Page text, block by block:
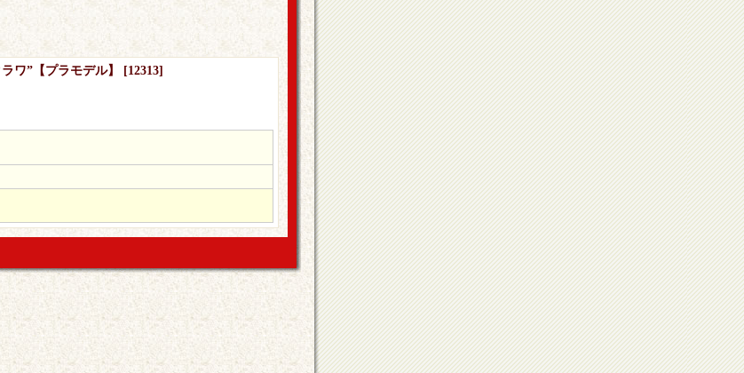
ワ”【プラモデル】 [12313]